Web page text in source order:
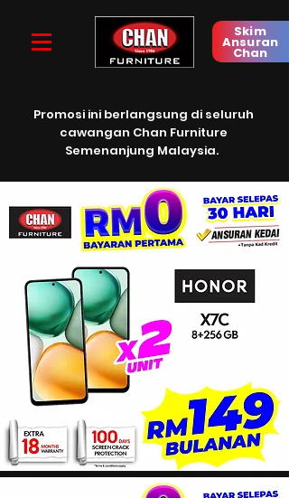
Skim
Ansuran
Chan
Promosi ini berlangsung di seluruh
cawangan Chan Furniture
Semenanjung Malaysia.